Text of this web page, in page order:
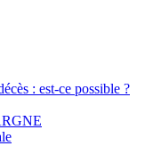
: est-ce possible ?